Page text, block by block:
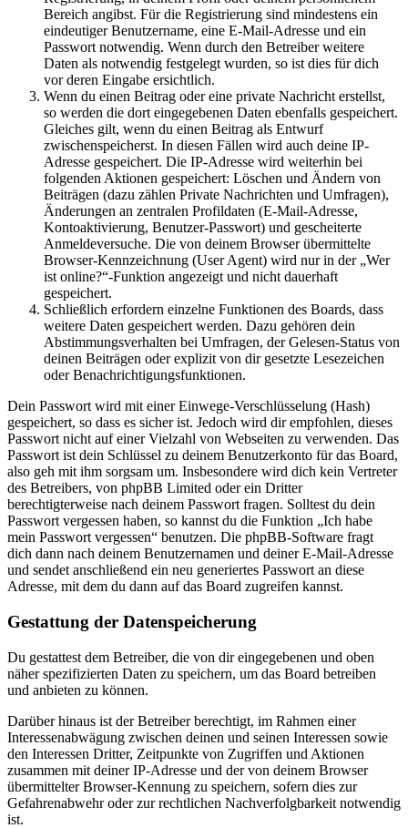
Bereich angibst. Für die Registrierung sind mindestens ein
eindeutiger Benutzername, eine E-Mail-Adresse und ein
Passwort notwendig. Wenn durch den Betreiber weitere
Daten als notwendig festgelegt wurden, so ist dies für dich
vor deren Eingabe ersichtlich.
Wenn du einen Beitrag oder eine private Nachricht erstellst,
so werden die dort eingegebenen Daten ebenfalls gespeichert.
Gleiches gilt, wenn du einen Beitrag als Entwurf
zwischenspeicherst. In diesen Fällen wird auch deine IP-
Adresse gespeichert. Die IP-Adresse wird weiterhin bei
folgenden Aktionen gespeichert: Löschen und Ändern von
Beiträgen (dazu zählen Private Nachrichten und Umfragen),
Änderungen an zentralen Profildaten (E-Mail-Adresse,
Kontoaktivierung, Benutzer-Passwort) und gescheiterte
Anmeldeversuche. Die von deinem Browser übermittelte
Browser-Kennzeichnung (User Agent) wird nur in der „Wer
ist online?“-Funktion angezeigt und nicht dauerhaft
gespeichert.
Schließlich erfordern einzelne Funktionen des Boards, dass
weitere Daten gespeichert werden. Dazu gehören dein
Abstimmungsverhalten bei Umfragen, der Gelesen-Status von
deinen Beiträgen oder explizit von dir gesetzte Lesezeichen
oder Benachrichtigungsfunktionen.
Dein Passwort wird mit einer Einwege-Verschlüsselung (Hash)
gespeichert, so dass es sicher ist. Jedoch wird dir empfohlen, dieses
Passwort nicht auf einer Vielzahl von Webseiten zu verwenden. Das
Passwort ist dein Schlüssel zu deinem Benutzerkonto für das Board,
also geh mit ihm sorgsam um. Insbesondere wird dich kein Vertreter
des Betreibers, von phpBB Limited oder ein Dritter
berechtigterweise nach deinem Passwort fragen. Solltest du dein
Passwort vergessen haben, so kannst du die Funktion „Ich habe
mein Passwort vergessen“ benutzen. Die phpBB-Software fragt
dich dann nach deinem Benutzernamen und deiner E-Mail-Adresse
und sendet anschließend ein neu generiertes Passwort an diese
Adresse, mit dem du dann auf das Board zugreifen kannst.
Gestattung der Datenspeicherung
Du gestattest dem Betreiber, die von dir eingegebenen und oben
näher spezifizierten Daten zu speichern, um das Board betreiben
und anbieten zu können.
Darüber hinaus ist der Betreiber berechtigt, im Rahmen einer
Interessenabwägung zwischen deinen und seinen Interessen sowie
den Interessen Dritter, Zeitpunkte von Zugriffen und Aktionen
zusammen mit deiner IP-Adresse und der von deinem Browser
übermittelter Browser-Kennung zu speichern, sofern dies zur
Gefahrenabwehr oder zur rechtlichen Nachverfolgbarkeit notwendig
ist.